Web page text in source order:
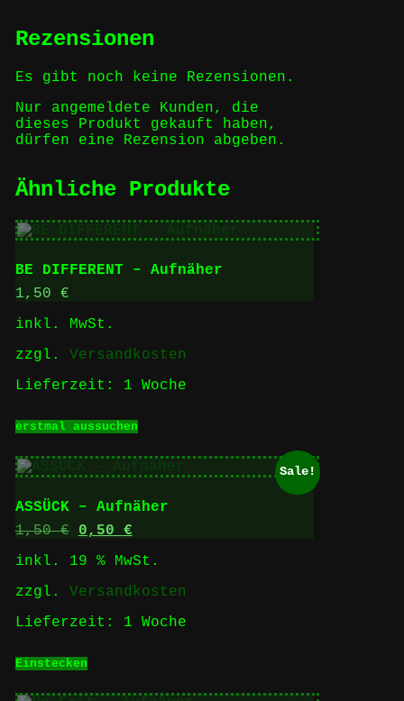
Rezensionen
Es gibt noch keine Rezensionen.
Nur angemeldete Kunden, die
dieses Produkt gekauft haben,
dürfen eine Rezension abgeben.
Ähnliche Produkte
BE DIFFERENT – Aufnäher
1,50 €
inkl. MwSt.
zzgl. Versandkosten
Lieferzeit: 1 Woche
erstmal aussuchenProdukt
mehrere
Varianten
auf.
Die
auf
Produktseite
werden
Sale!
ASSÜCK – Aufnäher
1,50€
Ursprünglicher
war:
0,50 €Aktueller
ist:
inkl. 19 % MwSt.
zzgl. Versandkosten
Lieferzeit: 1 Woche
Einstecken